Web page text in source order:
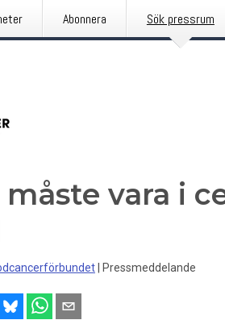
Abonnera Sök pressrum
vara i
Pressmeddelande